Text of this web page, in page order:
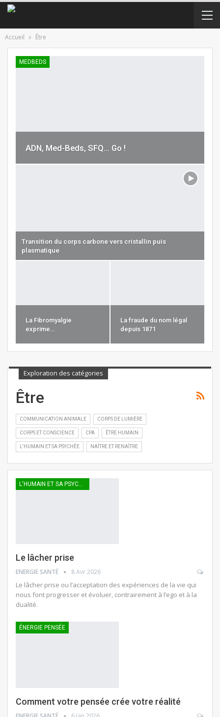
Accueil Être
MEDBEDS
ADN, Med-Beds, SFQ… Go !
Transition du corps carbone vers cristallin puis
plasmatique
La Fibromyalgie
exprime…
La fraude du nom légal
depuis 1871
Exploration des catégories
Être
COMMUNICATION ANIMALE CORPS DE LUMIÈRE
CORPS ET CONSCIENCE CPA ÊTRE HUMAIN
L'HUMAIN ET SA PSYCHÉE NAÎTRE ET RENAÎTRE
L'HUMAIN ET SA PSYCHÉE
Le lâcher prise
ENERGIE SANTÉ 8 Avr 2026
Le lâcher prise ou l’acceptation des expériences de la vie qui
nous font progresser et évoluer, contrairement à l’ego et à la
dualité.
ÉNERGIE PENSÉE
Comment votre pensée crée votre réalité